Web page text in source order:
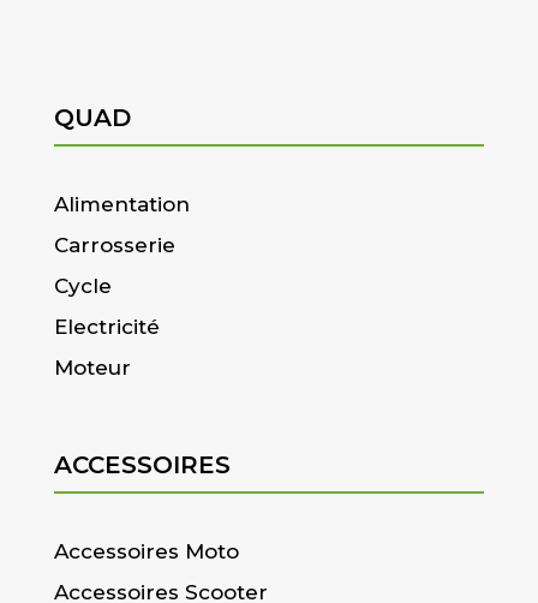
QUAD
Alimentation
Carrosserie
Cycle
Electricité
Moteur
ACCESSOIRES
Accessoires Moto
Accessoires Scooter